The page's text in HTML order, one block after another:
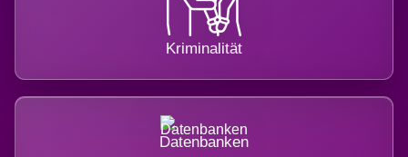
Kriminalität
Datenbanken